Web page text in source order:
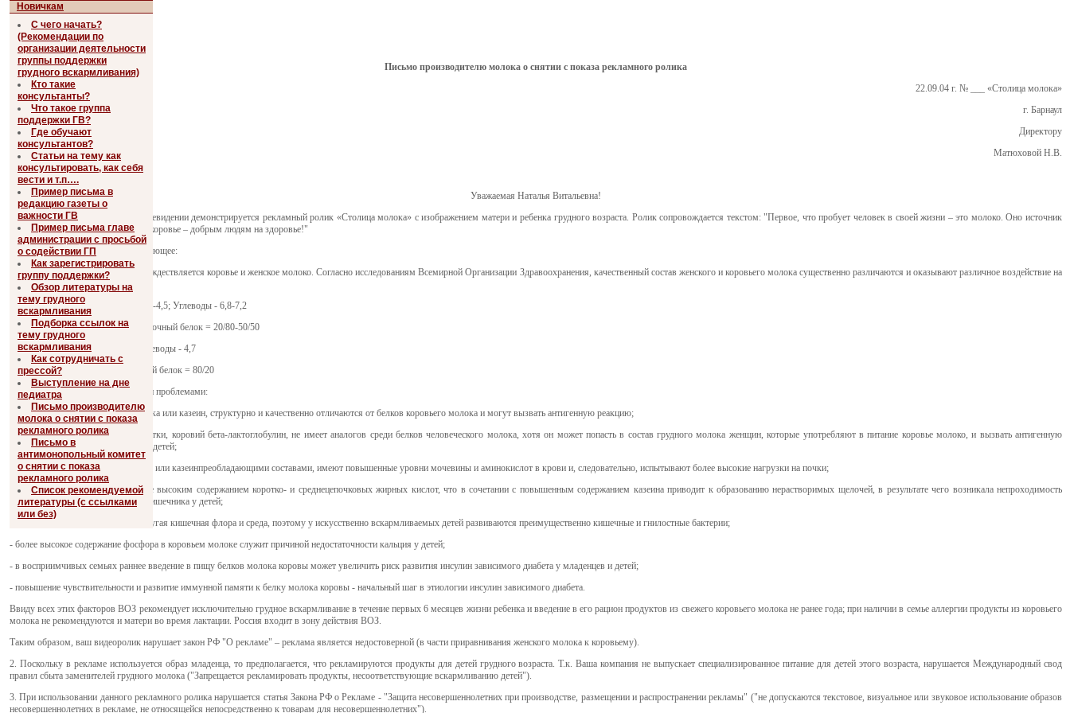
Новичкам
С чего начать?
(Рекомендации по
организации деятельности
группы поддержки
грудного вскармливания)
Кто такие
консультанты?
Что такое группа
поддержки ГВ?
Где обучают
консультантов?
Статьи на тему как
консультировать, как себя
вести и т.п….
Пример письма в
редакцию газеты о
важности ГВ
Пример письма главе
администрации с просьбой
о содействии ГП
Как зарегистрировать
группу поддержки?
Обзор литературы на
тему грудного
вскармливания
Подборка ссылок на
тему грудного
вскармливания
Как сотрудничать с
прессой?
Выступление на дне
педиатра
Письмо производителю
молока о снятии с показа
рекламного ролика
Письмо в
антимонопольный комитет
о снятии с показа
рекламного ролика
Список рекомендуемой
литературы (с ссылками
или без)
Письмо производителю молока о снятии с показа рекламного ролика
22.09.04 г. № ___ «Столица молока»
г. Барнаул
Директору
Матюховой Н.В.
Уважаемая Наталья Витальевна!
В настоящее время на местном телевидении демонстрируется рекламный ролик «Столица молока» с изображением матери и ребенка грудного возраста. Ролик сопровождается текстом: "Первое, что пробует человек в своей жизни – это молоко. Оно источник
здоровья и энергии. Пейте молоко коровье – добрым людям на здоровье!"
В связи с этим сообщаем вам следующее:
1. В данном рекламном ролике отождествляется коровье и женское молоко. Согласно исследованиям Всемирной Организации Здравоохранения, качественный состав женского и коровьего молока существенно различаются и оказывают различное воздействие на
организм ребенка.
Женское - Белок - 0,9-1,3; Жир - 3,9-4,5; Углеводы - 6,8-7,2
Энергия - 68 ккал; Казеин/Сывороточный белок = 20/80-50/50
Коровье - Белок-3,4; Жир - 3,9; Углеводы - 4,7
Энергии - 62; Казеин/Сывороточный белок = 80/20
Эти различия чреваты следующими проблемами:
- Белки коровьего молока, сыворотка или казеин, структурно и качественно отличаются от белков коровьего молока и могут вызвать антигенную реакцию;
- основной белок коровьей сыворотки, коровий бета-лактоглобулин, не имеет аналогов среди белков человеческого молока, хотя он может попасть в состав грудного молока женщин, которые употребляют в питание коровье молоко, и вызвать антигенную
реакцию у подверженных аллергии детей;
- дети, вскармливаемые сыворотко- или казеинпреобладающими составами, имеют повышенные уровни мочевины и аминокислот в крови и, следовательно, испытывают более высокие нагрузки на почки;
- коровье молоко отличается более высоким содержанием коротко- и среднецепочковых жирных кислот, что в сочетании с повышенным содержанием казеина приводит к образованию нерастворимых щелочей, в результате чего возникала непроходимость
молочных шариков и прободение кишечника у детей;
- жвачным животным требуется другая кишечная флора и среда, поэтому у искусственно вскармливаемых детей развиваются преимущественно кишечные и гнилостные бактерии;
- более высокое содержание фосфора в коровьем молоке служит причиной недостаточности кальция у детей;
- в восприимчивых семьях раннее введение в пищу белков молока коровы может увеличить риск развития инсулин зависимого диабета у младенцев и детей;
- повышение чувствительности и развитие иммунной памяти к белку молока коровы - начальный шаг в этиологии инсулин зависимого диабета.
Ввиду всех этих факторов ВОЗ рекомендует исключительно грудное вскармливание в течение первых 6 месяцев жизни ребенка и введение в его рацион продуктов из свежего коровьего молока не ранее года; при наличии в семье аллергии продукты из коровьего
молока не рекомендуются и матери во время лактации. Россия входит в зону действия ВОЗ.
Таким образом, ваш видеоролик нарушает закон РФ "О рекламе" – реклама является недостоверной (в части приравнивания женского молока к коровьему).
2. Поскольку в рекламе используется образ младенца, то предполагается, что рекламируются продукты для детей грудного возраста. Т.к. Ваша компания не выпускает специализированное питание для детей этого возраста, нарушается Международный свод
правил сбыта заменителей грудного молока ("Запрещается рекламировать продукты, несоответствующие вскармливанию детей").
3. При использовании данного рекламного ролика нарушается статья Закона РФ о Рекламе - "Защита несовершеннолетних при производстве, размещении и распространении рекламы" ("не допускаются текстовое, визуальное или звуковое использование образов
несовершеннолетних в рекламе, не относящейся непосредственно к товарам для несовершеннолетних").